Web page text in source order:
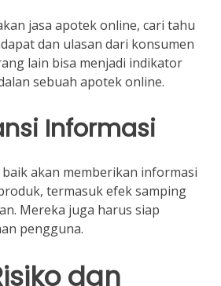
jasa apotek online, cari tahu
dan ulasan dari konsumen
lain bisa menjadi indikator
sebuah apotek online.
Informasi
akan memberikan informasi
termasuk efek samping
Mereka juga harus siap
pengguna.
dan